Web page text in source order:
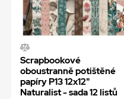
Scrapbookové
oboustranně potištěné
papíry P13 12x12"
Naturalist - sada 12 listů